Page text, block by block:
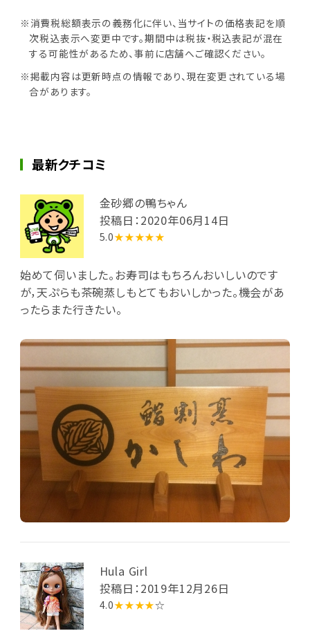
※消費税総額表示の義務化に伴い、当サイトの価格表記を順
次税込表示へ変更中です。期間中は税抜・税込表記が混在
する可能性があるため、事前に店舗へご確認ください。
※掲載内容は更新時点の情報であり、現在変更されている場
合があります。
最新クチコミ
金砂郷の鴨ちゃん
投稿日：2020年06月14日
5.0★★★★★
始めて伺いました。お寿司はもちろんおいしいのです
が，天ぷらも茶碗蒸しもとてもおいしかった。機会があ
ったらまた行きたい。
Hula Girl
投稿日：2019年12月26日
4.0★★★★☆